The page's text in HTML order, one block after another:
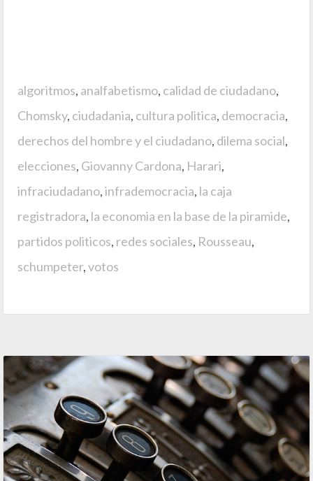
algoritmos, analfabetismo, calidad de ciudadano,
Chomsky, ciudadania, cultura politica, democracia,
derechos del hombre y el ciudadano, dilema social,
elecciones, Giovanny Cardona, Harari,
infraciudadano,infrademocracia, la caja
registradora, la economia en la base de la piramide,
partidos politicos, redes sociales, Rousseau,
schumpeter,votos